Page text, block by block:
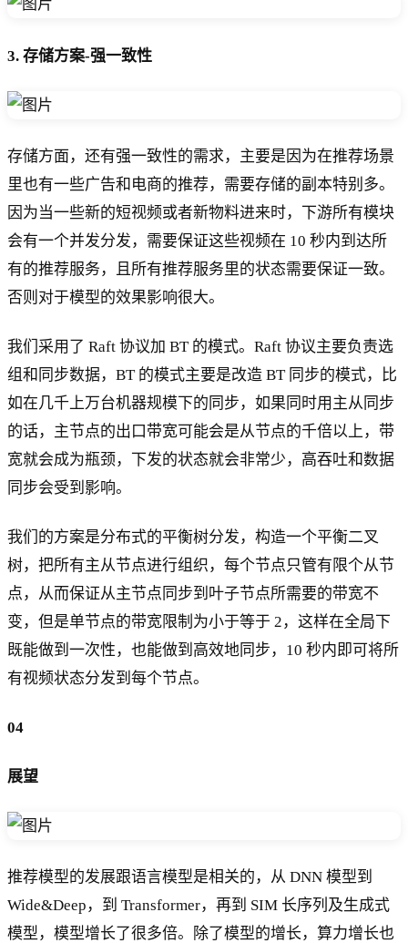
3. 存储方案-强一致性
存储方面，还有强一致性的需求，主要是因为在推荐场景
里也有一些广告和电商的推荐，需要存储的副本特别多。
因为当一些新的短视频或者新物料进来时，下游所有模块
会有一个并发分发，需要保证这些视频在 10 秒内到达所
有的推荐服务，且所有推荐服务里的状态需要保证一致。
否则对于模型的效果影响很大。
我们采用了 Raft 协议加 BT 的模式。Raft 协议主要负责选
组和同步数据，BT 的模式主要是改造 BT 同步的模式，比
如在几千上万台机器规模下的同步，如果同时用主从同步
的话，主节点的出口带宽可能会是从节点的千倍以上，带
宽就会成为瓶颈，下发的状态就会非常少，高吞吐和数据
同步会受到影响。
我们的方案是分布式的平衡树分发，构造一个平衡二叉
树，把所有主从节点进行组织，每个节点只管有限个从节
点，从而保证从主节点同步到叶子节点所需要的带宽不
变，但是单节点的带宽限制为小于等于 2，这样在全局下
既能做到一次性，也能做到高效地同步，10 秒内即可将所
有视频状态分发到每个节点。
04
展望
推荐模型的发展跟语言模型是相关的，从 DNN 模型到
Wide&Deep，到 Transformer，再到 SIM 长序列及生成式
模型，模型增长了很多倍。除了模型的增长，算力增长也